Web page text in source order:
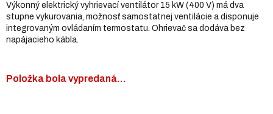
Položka bola vypredaná…
Výkonný elektrický vyhrievací ventilátor 15 kW (400 V) má dva
stupne vykurovania, možnosť samostatnej ventilácie a disponuje
integrovaným ovládaním termostatu. Ohrievač sa dodáva bez
napájacieho kábla.
5
hviezdičiek.